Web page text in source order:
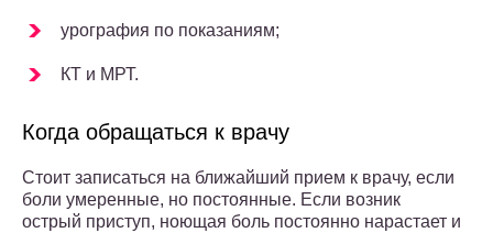
урография по показаниям;
КТ и МРТ.
Когда обращаться к врачу
Стоит записаться на ближайший прием к врачу, если
боли умеренные, но постоянные. Если возник
острый приступ, ноющая боль постоянно нарастает и